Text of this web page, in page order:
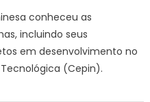
conheceu as
incluindo seus
em desenvolvimento no
(Cepin).